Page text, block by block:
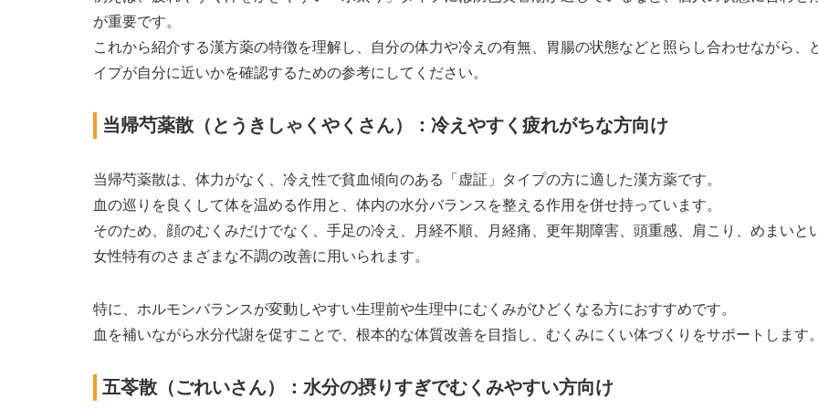
が重要です。
これから紹介する漢方薬の特徴を理解し、自分の体力や冷えの有無、胃腸の状態などと照らし合わせながら、
イプが自分に近いかを確認するための参考にしてください。
当帰芍薬散（とうきしゃくやくさん）：冷えやすく疲れがちな方向け
当帰芍薬散は、体力がなく、冷え性で貧血傾向のある「虚証」タイプの方に適した漢方薬です。
血の巡りを良くして体を温める作用と、体内の水分バランスを整える作用を併せ持っています。
そのため、顔のむくみだけでなく、手足の冷え、月経不順、月経痛、更年期障害、頭重感、肩こり、めまいと
女性特有のさまざまな不調の改善に用いられます。
特に、ホルモンバランスが変動しやすい生理前や生理中にむくみがひどくなる方におすすめです。
血を補いながら水分代謝を促すことで、根本的な体質改善を目指し、むくみにくい体づくりをサポートします。
五苓散（ごれいさん）：水分の摂りすぎでむくみやすい方向け